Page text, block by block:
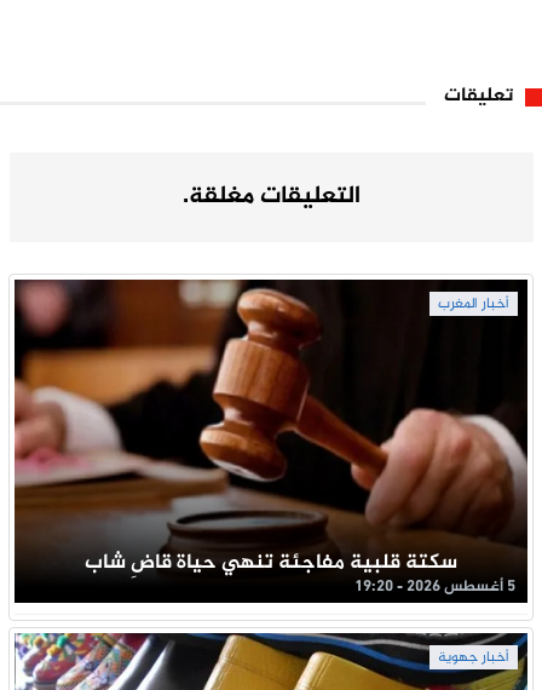
تعليقات
التعليقات مغلقة.
أخبار المغرب
سكتة قلبية مفاجئة تنهي حياة قاضِ شاب
5 أغسطس 2026 - 19:20
أخبار جهوية